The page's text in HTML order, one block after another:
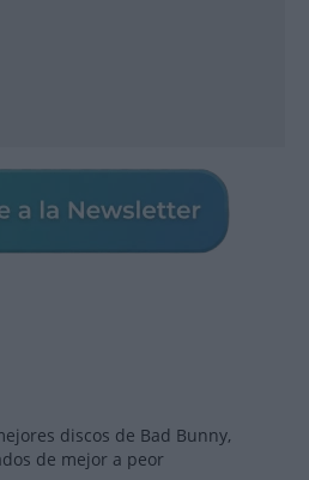
discos de Bad Bunny,
de mejor a peor